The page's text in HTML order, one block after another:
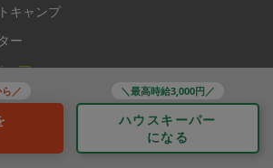
／ ＼最高時給3,000円／
ハウスキーパー
になる
キャンプ
ー
ア